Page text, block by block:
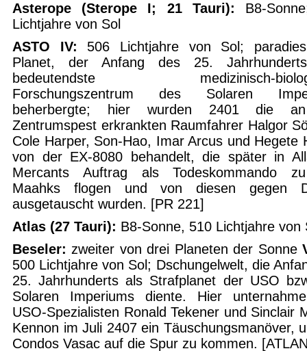
Asterope (Sterope I; 21 Tauri): B8-
Lichtjahre von Sol
ASTO IV: 506 Lichtjahre von Sol;
Planet, der Anfang des 25.
bedeutendste medizinisch-
Forschungszentrum des Solaren
beherbergte; hier wurden 2401 die
Zentrumspest erkrankten Raumfahrer Halgor
Cole Harper, Son-Hao, Imar Arcus und Hegete
von der EX-8080 behandelt, die später in
Mercants Auftrag als Todeskommando
Maahks flogen und von diesen gegen
ausgetauscht wurden. [PR 221]
Atlas (27 Tauri): B8-Sonne, 510 Lichtjahre von
Beseler: zweiter von drei Planeten der Sonne
500 Lichtjahre von Sol; Dschungelwelt, die
25. Jahrhunderts als Strafplanet der USO
Solaren Imperiums diente. Hier
USO-Spezialisten Ronald Tekener und Sinclair
Kennon im Juli 2407 ein Täuschungsmanöver,
Condos Vasac auf die Spur zu kommen.